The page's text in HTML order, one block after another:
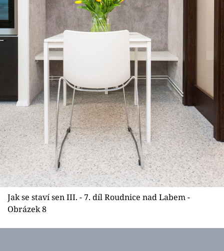
Jak se staví sen III. - 7. díl Roudnice nad Labem -
Obrázek 8